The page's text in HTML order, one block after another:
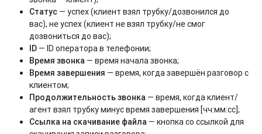
Статус — успех (клиент взял трубку/дозвонился до
вас), не успех (клиент не взял трубку/не смог
дозвониться до вас);
ID — ID оператора в телефонии;
Время звонка — время начала звонка;
Время завершения — время, когда завершён разговор с
клиентом;
Продолжительность звонка — время, когда клиент/
агент взял трубку минус время завершения [чч:мм:сс];
Ссылка на скачивание файла — кнопка со ссылкой для